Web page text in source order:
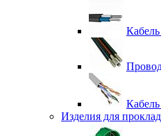
Изделия для